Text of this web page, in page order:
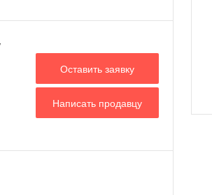
Оставить заявку
Написать продавцу